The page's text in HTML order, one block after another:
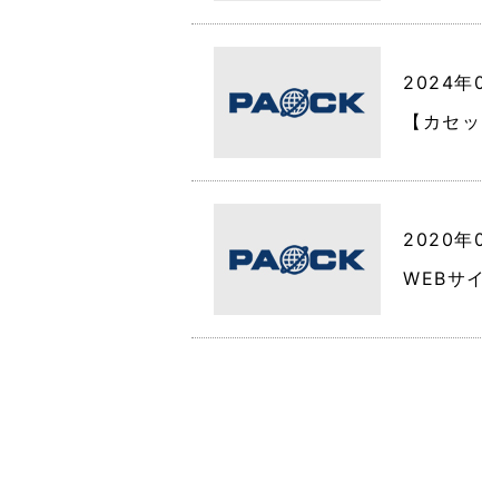
2024年
【カセ
2020年
WEBサ